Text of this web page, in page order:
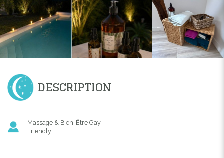
DESCRIPTION
Massage & Bien-Être Gay
Friendly